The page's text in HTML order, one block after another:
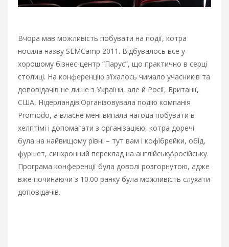
Вчора мав можливість побувати на події, котра
носила назву SEMCamp 2011. Відбувалось все у
хорошому бізнес-центр “Парус”, що практично в серці
столиці. На конференцію з’їхалось чимало учасників та
доповідачів не лише з України, але й Росії, Британії,
США, Нідерландів.Організовувала подію компанія
Promodo, а власне мені випала нагода побувати в
хелптімі і допомагати з організацією, котра доречі
була на найвищому рівні – тут вам і кофібрейки, обід,
фуршет, синхронний переклад на англійську\російську.
Програма конференції була доволі розгорнутою, адже
вже починаючи з 10.00 ранку була можливість слухати
доповідачів.